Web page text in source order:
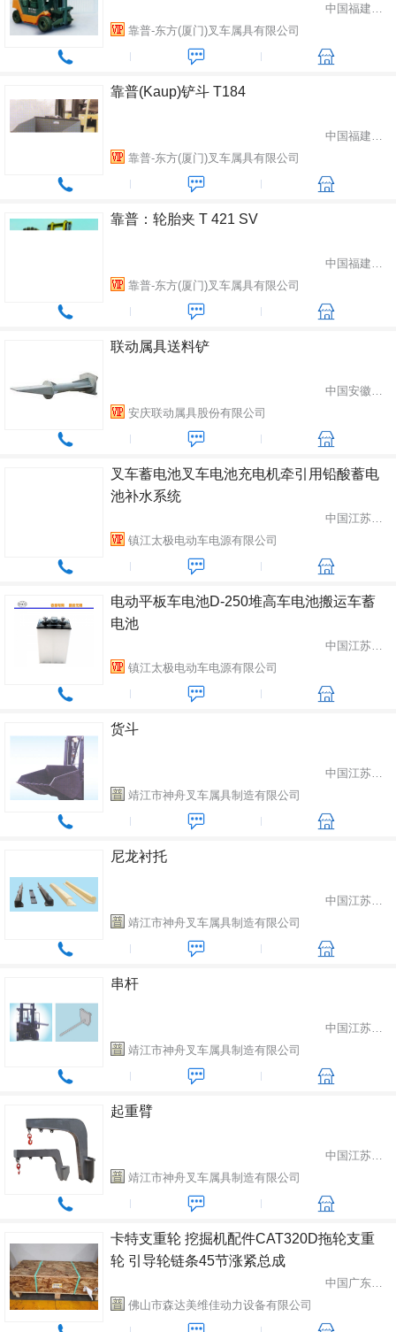
中国福建省厦门市
靠普-东方(厦门)叉车属具有限公司
靠普(Kaup)铲斗 T184
中国福建省厦门市
靠普-东方(厦门)叉车属具有限公司
靠普：轮胎夹 T 421 SV
中国福建省厦门市
靠普-东方(厦门)叉车属具有限公司
联动属具送料铲
中国安徽省安庆市
安庆联动属具股份有限公司
叉车蓄电池叉车电池充电机牵引用铅酸蓄电
池补水系统
中国江苏省镇江市
镇江太极电动车电源有限公司
电动平板车电池D-250堆高车电池搬运车蓄
电池
中国江苏省镇江市
镇江太极电动车电源有限公司
货斗
中国江苏省靖江市
靖江市神舟叉车属具制造有限公司
尼龙衬托
中国江苏省靖江市
靖江市神舟叉车属具制造有限公司
串杆
中国江苏省靖江市
靖江市神舟叉车属具制造有限公司
起重臂
中国江苏省靖江市
靖江市神舟叉车属具制造有限公司
卡特支重轮 挖掘机配件CAT320D拖轮支重
轮 引导轮链条45节涨紧总成
中国广东省深圳市
佛山市森达美维佳动力设备有限公司